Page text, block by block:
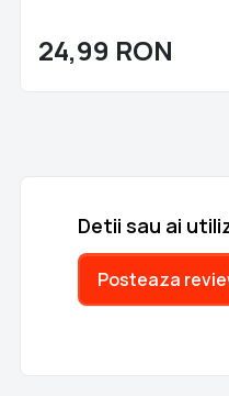
24,99 RON
Detii sau ai
Posteaza